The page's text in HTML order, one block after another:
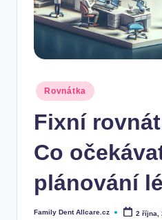
Posted
in
Rovnátka
Fixní
Co
plánování
Posted
Family Dent Allcare.cz 2 října,